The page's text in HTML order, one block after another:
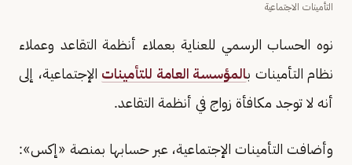
التأمينات الاجتماعية
نوه الحساب الرسمي للعناية بعملاء أنظمة التقاعد وعملاء
نظام التأمينات بالمؤسسة العامة للتأمينات الإجتماعية، إلى
أنه لا توجد مكافأة زواج في أنظمة التقاعد.
وأضافت التأمينات الإجتماعية، عبر حسابها بمنصة «إكس»: